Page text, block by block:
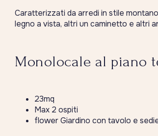
Caratterizzati da arredi in stile
legno a vista, altri un caminetto e altri
Monolocale al piano
23mq
Max 2 ospiti
flower Giardino con tavolo e